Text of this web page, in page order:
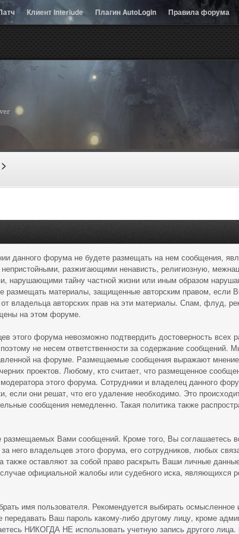
Клиент Interlude Плагин AutoLogin Правила форума
>
данного форума не будете размещать на нем сообщения,
разжигающими ненависть, религиозную,
нарушающими тайну частной жизни или иным образом
размещать материалы, защищенные авторским правом, если
владельца авторских прав на эти материалы. Спам, флуд,
на этом форуме.
этого форума невозможно подтвердить достоверность
не несем ответственности за содержание сообщений.
на форуме. Размещаемые сообщения выражают мнение
проектов. Любому, кто считает, что размещенное
этого форума. Сотрудники и владелец данного
если они решат, что его удаление необходимо. Это
сообщения немедленно. Такая политика также
размещаемых Вами сообщений. Кроме того, Вы соглашаетесь
него владельцев этого форума, его сотрудников, любых
также оставляют за собой право раскрыть Ваши личные
официальной жалобы или судебного иска, являющихся
имя пользователя. Рекомендуется выбирать осмысленное
передавать Ваш пароль какому-либо другому лицу, кроме
НИКОГДА НЕ использовать учетную запись другого